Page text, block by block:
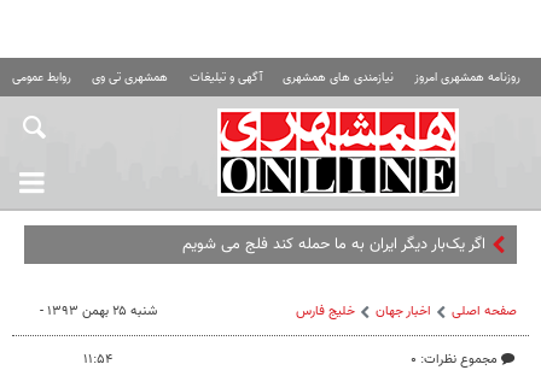
روزنامه همشهری امروز نیازمندی های همشهری آگهی و تبلیغات همشهری تی وی روابط عمومی
اگر یک‌بار دیگر ایران به ما حمله کند فلج می شویم
صفحه اصلی اخبار جهان خلیج‌ فارس
مجموع نظرات: ۰
شنبه ۲۵ بهمن ۱۳۹۳ -
۱۱:۵۴